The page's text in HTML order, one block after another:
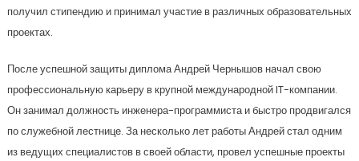
получил стипендию и принимал участие в различных образовательных
проектах.
После успешной защиты диплома Андрей Чернышов начал свою
профессиональную карьеру в крупной международной IT-компании.
Он занимал должность инженера-программиста и быстро продвигался
по служебной лестнице. За несколько лет работы Андрей стал одним
из ведущих специалистов в своей области, провел успешные проекты